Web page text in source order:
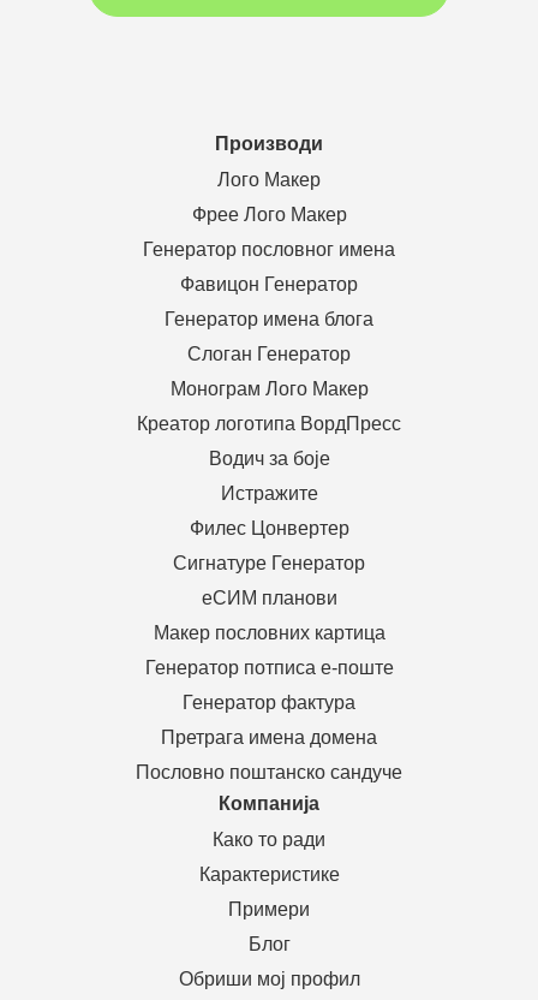
Производи
Лого Макер
Фрее Лого Макер
Генератор пословног имена
Фавицон Генератор
Генератор имена блога
Слоган Генератор
Монограм Лого Макер
Креатор логотипа ВордПресс
Водич за боје
Истражите
Филес Цонвертер
Сигнатуре Генератор
еСИМ планови
Макер пословних картица
Генератор потписа е-поште
Генератор фактура
Претрага имена домена
Пословно поштанско сандуче
Компанија
Како то ради
Карактеристике
Примери
Блог
Обриши мој профил